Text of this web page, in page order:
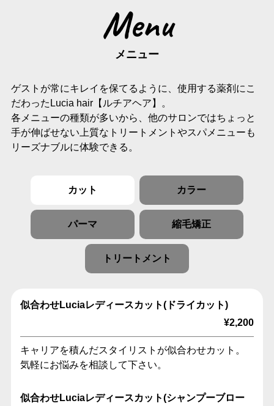
Menu
メニュー
ゲストが常にキレイを保てるように、使用する薬剤にこ
だわったLucia hair【ルチアヘア】。
各メニューの種類が多いから、他のサロンではちょっと
手が伸ばせない上質なトリートメントやスパメニューも
リーズナブルに体験できる。
カット カラー
パーマ 縮毛矯正
トリートメント
似合わせLuciaレディースカット(ドライカット)
¥2,200
キャリアを積んだスタイリストが似合わせカット。
気軽にお悩みを相談して下さい。
似合わせLuciaレディースカット(シャンプーブロー